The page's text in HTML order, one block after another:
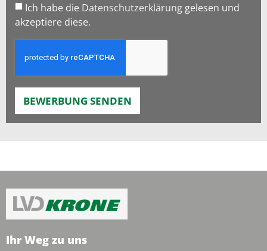
Ich habe die Datenschutzerklärung gelesen und
akzeptiere diese.
BEWERBUNG SENDEN
Ihr Weg zu uns